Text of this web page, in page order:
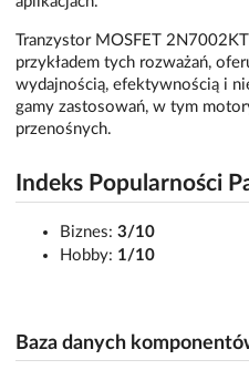
Tranzystor MOSFET
przykładem tych rozważań,
wydajnością, efektywnością i
gamy zastosowań, w tym
przenośnych.
Indeks Popularności
Biznes: 3/10
Hobby: 1/10
Baza danych